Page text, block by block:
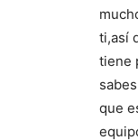
ti,así
tiene
que